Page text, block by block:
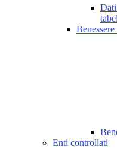
Enti controllati